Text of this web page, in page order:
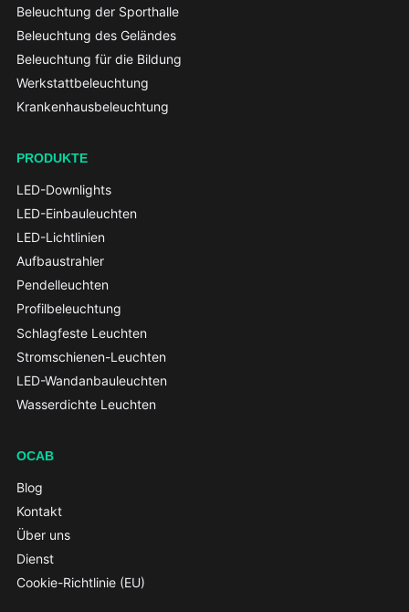
Beleuchtung der Sporthalle
Beleuchtung des Geländes
Beleuchtung für die Bildung
Werkstattbeleuchtung
Krankenhausbeleuchtung
PRODUKTE
LED-Downlights
LED-Einbauleuchten
LED-Lichtlinien
Aufbaustrahler
Pendelleuchten
Profilbeleuchtung
Schlagfeste Leuchten
Stromschienen-Leuchten
LED-Wandanbauleuchten
Wasserdichte Leuchten
OCAB
Blog
Kontakt
Über uns
Dienst
Cookie-Richtlinie (EU)